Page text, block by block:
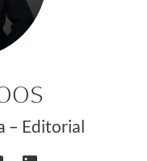
– Editorial